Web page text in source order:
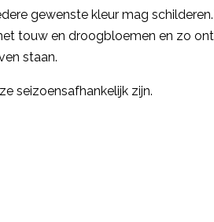
gewenste kleur mag
touw en droogbloemen en zo
staan.
seizoensafhankelijk zijn.